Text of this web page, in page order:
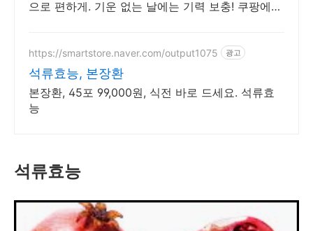
으로 편하게. 기운 없는 날에는 기력 보충! 쿠팡에서
https://smartstore.naver.com/output1075 광고
석류효능, 본장환
본장환, 45포 99,000원, 식전 바로 드세요. 석류효
능
석류효능